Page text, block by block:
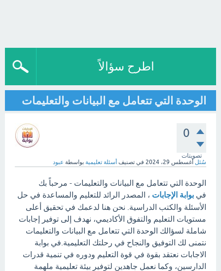
اطرح سؤالاً
الوحدة التي تتعامل مع البيانات والتعليمات
0
تصويتات
سُئل أغسطس 29، 2024 في تصنيف أسئلة تعليمية بواسطة عبود
الوحدة التي تتعامل مع البيانات والتعليمات - مرحباً بك
في بوابة الإجابات ، المصدر الرائد للتعليم والمساعدة في حل
الأسئلة والكتب الدراسية. نحن هنا لدعمك في تحقيق أعلى
مستويات التعليم والتفوق الأكاديمي، نهدف إلى توفير إجابات
شاملة لسؤالك الوحدة التي تتعامل مع البيانات والتعليمات
نتمنى لك التوفيق والنجاح في رحلتك التعليمية.في بوابة
الاجابات نعتقد بقوة في قوة التعليم ودوره في تنمية قدرات
الدارسين، وكما نعمل جاهدين لتوفير بيئة تعليمية ملهمة